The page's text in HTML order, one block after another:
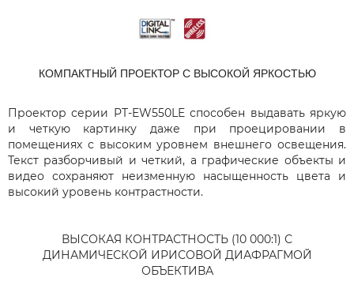
КОМПАКТНЫЙ ПРОЕКТОР С ВЫСОКОЙ ЯРКОСТЬЮ
Проектор серии PT-EW550LE способен выдавать яркую
и четкую картинку даже при проецировании в
помещениях с высоким уровнем внешнего освещения.
Текст разборчивый и четкий, а графические объекты и
видео сохраняют неизменную насыщенность цвета и
высокий уровень контрастности.
ВЫСОКАЯ КОНТРАСТНОСТЬ (10 000:1) С
ДИНАМИЧЕСКОЙ ИРИСОВОЙ ДИАФРАГМОЙ
ОБЪЕКТИВА